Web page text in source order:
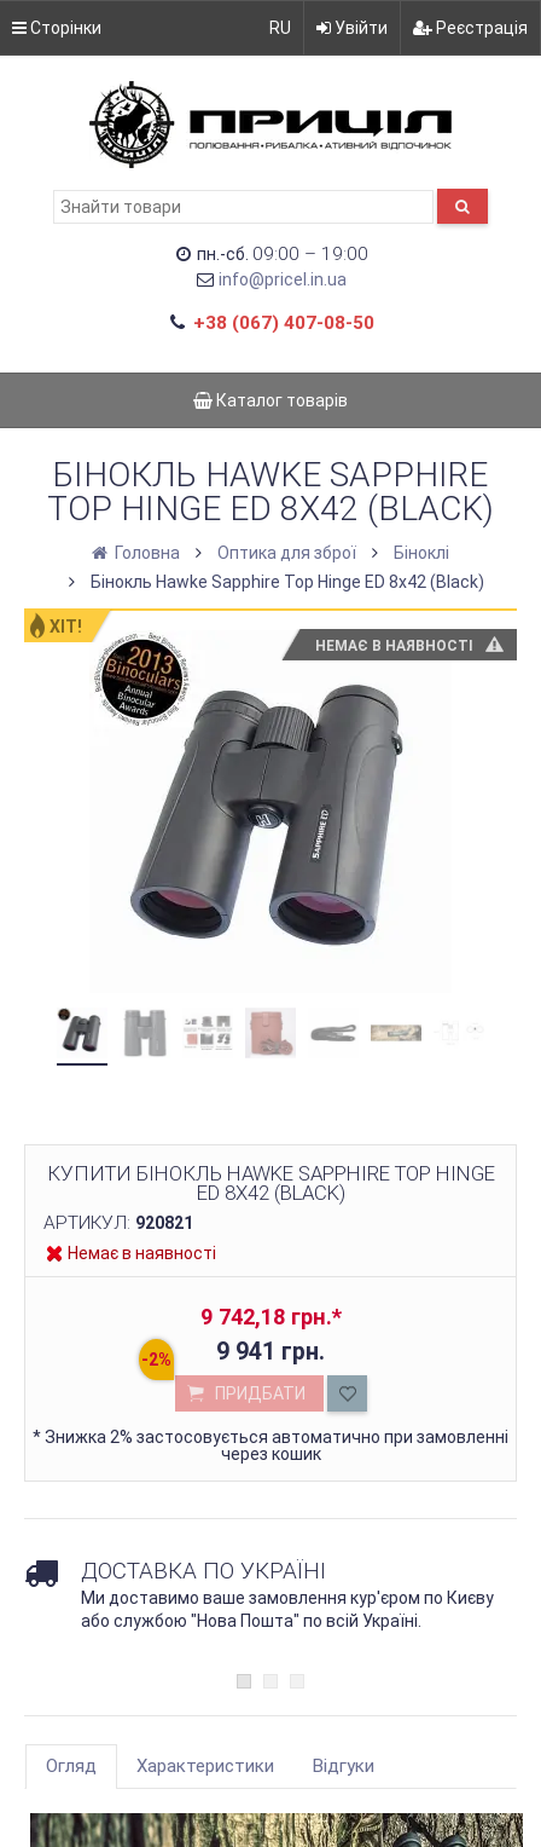
Сторінки RU Увійти Реєстрація
пн.-сб. 09:00 – 19:00
info@pricel.in.ua
+38 (067) 407-08-50
Каталог товарів
БІНОКЛЬ HAWKE SAPPHIRE
TOP HINGE ED 8X42 (BLACK)
Головна Оптика для зброї
Біноклі
Бінокль Hawke Sapphire Top Hinge ED 8x42 (Black)
ХІТ!
НЕМАЄ В НАЯВНОСТІ
КУПИТИ БІНОКЛЬ HAWKE SAPPHIRE TOP HINGE
ED 8X42 (BLACK)
АРТИКУЛ: 920821
Немає в наявності
9 742,18 грн.*
9 941 грн.
ПРИДБАТИ
*Знижка 2% застосовується автоматично при замовленні
через кошик
ДОСТАВКА ПО УКРАЇНІ
Ми доставимо ваше замовлення кур'єром по Києву
або службою "Нова Пошта" по всій Україні.
Огляд Характеристики Відгуки